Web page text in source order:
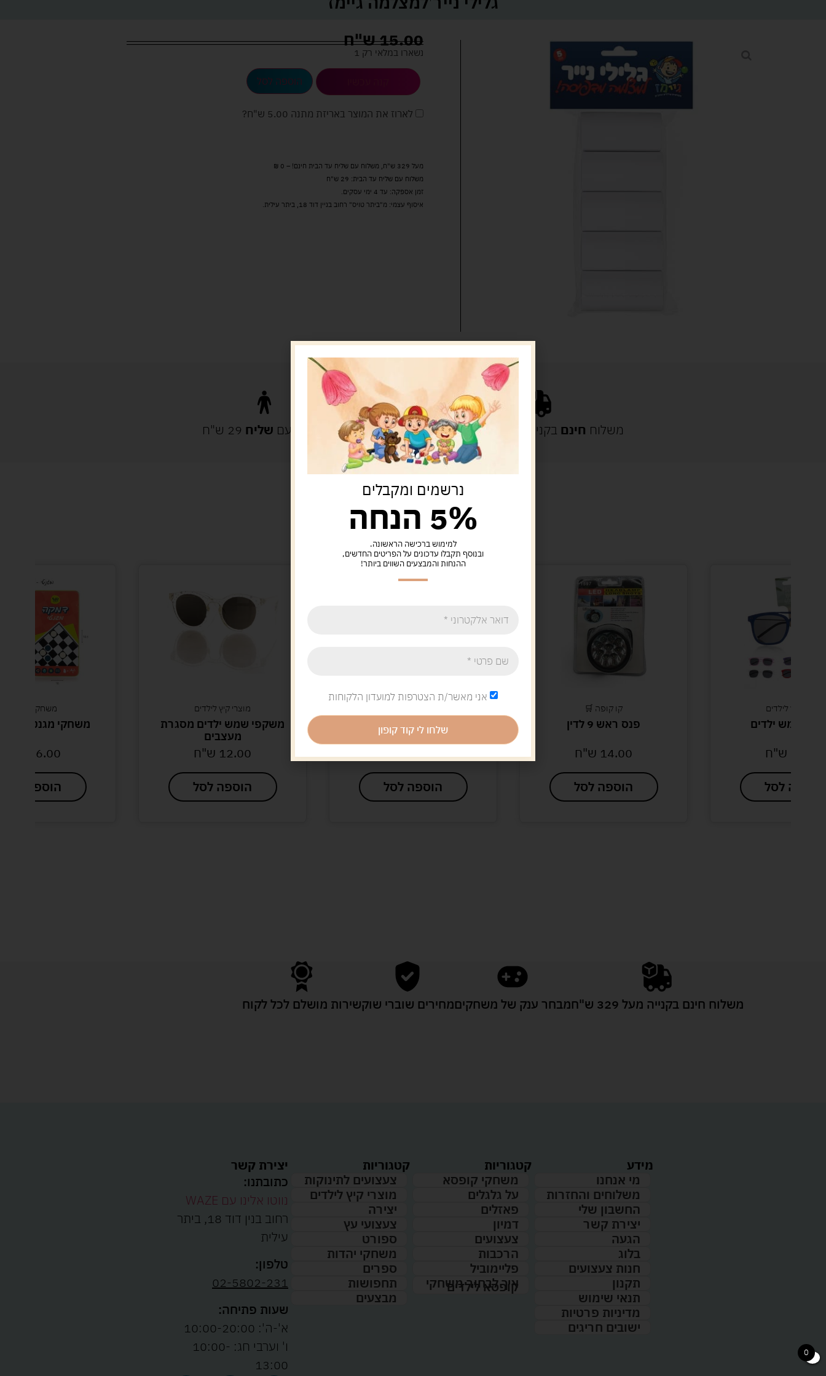
15.00ש"ח
נשארו במלאי רק 1
הוספה לסל
לארוז את המוצר באריזת מתנה 5.00 ש"ח ?
מעל 329 ש"ח, משלוח עם שליח עד הבית חינם! – 0 ₪
משלוח עם שליח עד הבית: 29 ש"ח
זמן אספקה: עד 4 ימי עסקים.
איסוף עצמי: מ"ביתר טויס" רחוב בניין דוד 18, ביתר עילית.
משלוח חינם בקנייה מעל 329 ש"ח משלוח עם שליח 29 ש"ח
מוצרים קשורים
פנס ראש 9 לדין
ש"ח
הוספה לסל
פנס מנורת לילה קליפס
7.00ש"ח
הוספה לסל
מוצרי קיץ לילדים
משקפי שמש ילדים מסגרת
ש"ח
הוספה לסל
משחקי קופסא
משחקי מגנט לדרך דמקה
ש"ח
הוספה לסל
משלוח חינם בקנייה מעל 329 ש"ח מבחר ענק של משחקיםמחירים שוברי שוקשירות מושלם לכל לקוח
מידע
מי אנחנו
משלוחים והחזרות
החשבון שלי
יצירת קשר
הגעה
בלוג
חנות צעצועים
תקנון
תנאי שימוש
מדיניות פרטיות
ישובים חריגים
קטגוריות
משחקי קופסא
על גלגלים
פאזלים
דמיון
צעצועים
הרכבות
פליימוביל
איך לבחור משחקי
קופסא לילדים
קטגוריות
צעצועים לתינוקות
מוצרי קיץ לילדים
יצירה
צעצועי עץ
ספורט
משחקי יהדות
ספרים
תחפושות
מבצעים
יצירת קשר
כתובתנו:
נווטו אלינו עם WAZE
רחוב בנין דוד 18, ביתר
עילית
טלפון:
02-5802-231
שעות פתיחה:
א'-ה': 10:00-20:00
ו' וערבי חג: 10:00-
13:00
0
נרשמים ומקבלים
5% הנחה
למימוש ברכישה הראשונה.
ובנוסף תקבלו עדכונים על הפריטים החדשים,
ההנחות והמבצעים השווים ביותר!
אני מאשר/ת הצטרפות למועדון הלקוחות
שלחו לי קוד קופון